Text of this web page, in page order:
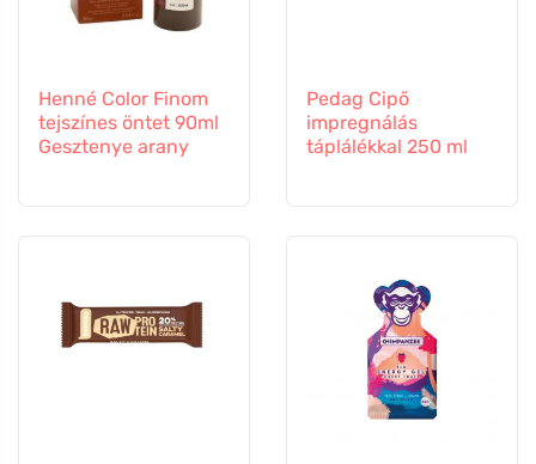
Henné Color Finom
tejszínes öntet 90ml
Gesztenye arany
Pedag Cipő
impregnálás
táplálékkal 250 ml